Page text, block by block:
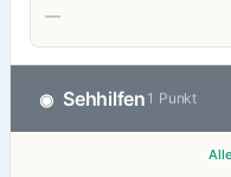
—
◉ Sehhilfen 1 Punkt